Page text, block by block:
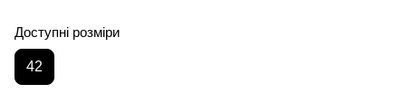
Доступні розміри
42